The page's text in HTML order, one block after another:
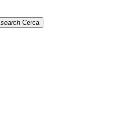
search Cerca